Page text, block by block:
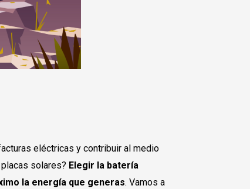
eléctricas y contribuir al medio
solares? Elegir la batería
la energía que generas. Vamos a